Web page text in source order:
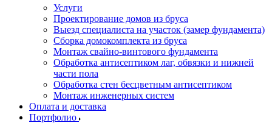
Услуги
Проектирование домов из бруса
Выезд специалиста на участок (замер фундамента)
Сборка домокомплекта из бруса
Монтаж свайно-винтового фундамента
Обработка антисептиком лаг, обвязки и нижней
части пола
Обработка стен бесцветным антисептиком
Монтаж инженерных систем
Оплата и доставка
Портфолио